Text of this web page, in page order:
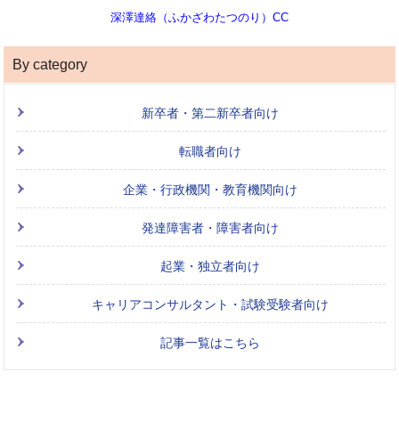
深澤達絡（ふかざわたつのり）CC
By category
新卒者・第二新卒者向け
転職者向け
企業・行政機関・教育機関向け
発達障害者・障害者向け
起業・独立者向け
キャリアコンサルタント・試験受験者向け
記事一覧はこちら